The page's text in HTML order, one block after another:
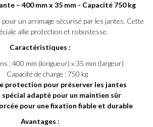
– 400 mm x 35 mm - Capacité 750 kg
pour un arrimage sécurisé par les jantes. Cette
allie protection et robustesse.
Caractéristiques :
: 400 mm (longueur) x 35 mm (largeur)
Capacité de charge : 750 kg
protection pour préserver les jantes
adapté pour un maintien sûr
pour une fixation fiable et durable
Avantages :